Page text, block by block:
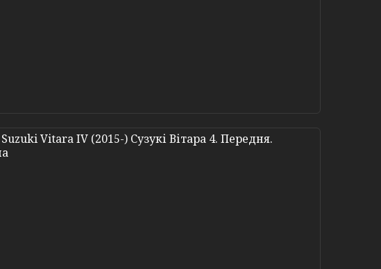
Vitara IV (2015-) Сузукі Вітара 4. Передня.